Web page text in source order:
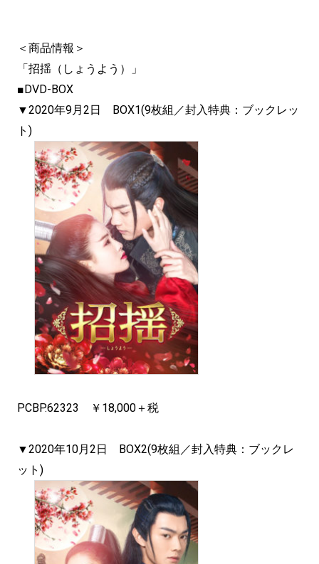
＜商品情報＞
「招揺（しょうよう）」
■DVD-BOX
▼2020年9月2日 BOX1(9枚組／封入特典：ブックレッ
ト)
PCBP.62323 ￥18,000＋税
▼2020年10月2日 BOX2(9枚組／封入特典：ブックレ
ット)